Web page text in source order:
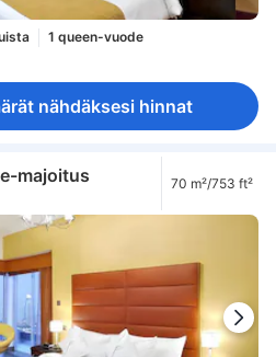
1 queen-vuode
nähdäksesi hinnat
majoitus
70 m²/753 ft²